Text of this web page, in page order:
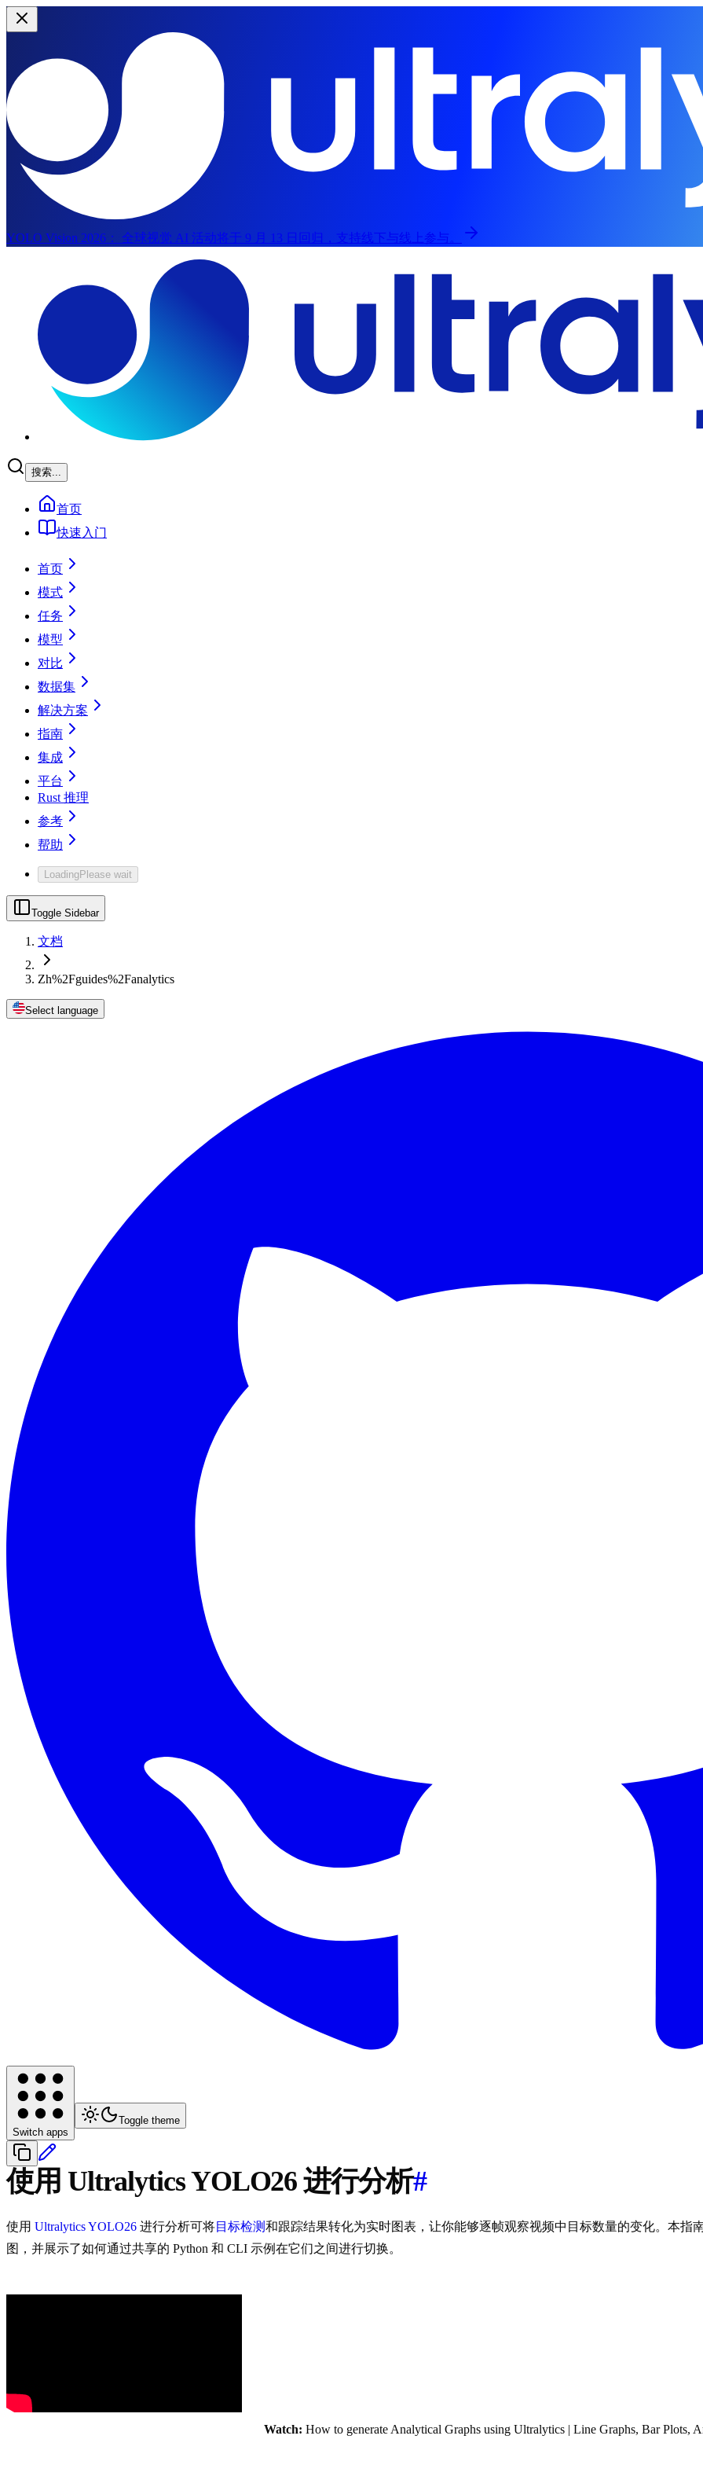
YOLO Vision 2026：
全球视觉 AI 活动将于 9 月 13 日回归，支持线下与线上参与。
搜索...
首页
快速入门
首页
模式
任务
模型
对比
数据集
解决方案
指南
集成
平台
Rust 推理
参考
帮助
LoadingPlease wait
Toggle Sidebar
文档
Zh%2Fguides%2Fanalytics
Select language
Switch apps
Toggle theme
使用 Ultralytics YOLO26 进行分析#
使用 Ultralytics YOLO26 进行分析可将目标检测和跟踪结果转化为实时图表，让你能够逐帧观察视频中目标数量的变化。本指
图，并展示了如何通过共享的 Python 和 CLI 示例在它们之间进行切换。
Watch: How to generate Analytical Graphs using Ultralytics | Line Graphs, Bar Plots,